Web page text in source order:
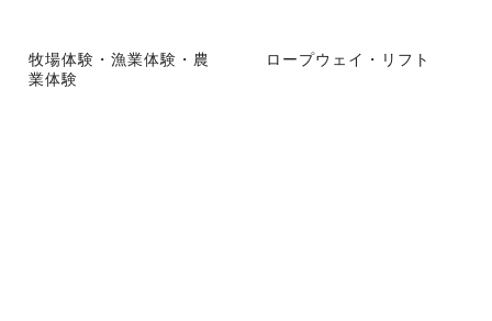
牧場体験・漁業体験・農
業体験
ロープウェイ・リフト